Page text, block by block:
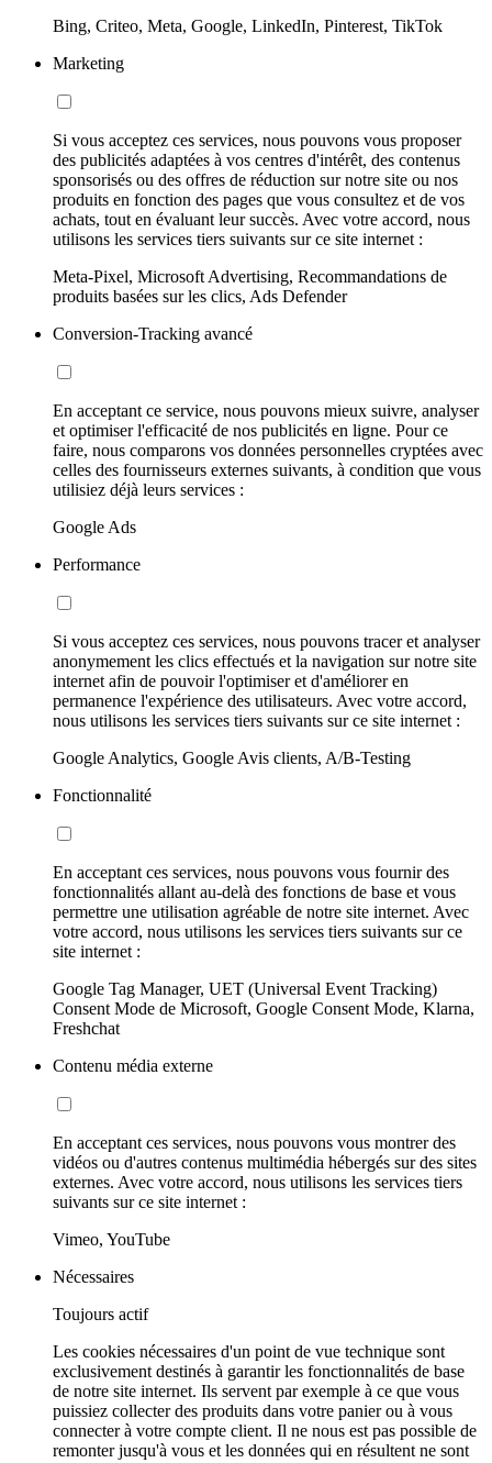
Bing, Criteo, Meta, Google, LinkedIn, Pinterest, TikTok
Marketing
Si vous acceptez ces services, nous pouvons vous proposer
des publicités adaptées à vos centres d'intérêt, des contenus
sponsorisés ou des offres de réduction sur notre site ou nos
produits en fonction des pages que vous consultez et de vos
achats, tout en évaluant leur succès. Avec votre accord, nous
utilisons les services tiers suivants sur ce site internet :
Meta-Pixel, Microsoft Advertising, Recommandations de
produits basées sur les clics, Ads Defender
Conversion-Tracking avancé
En acceptant ce service, nous pouvons mieux suivre, analyser
et optimiser l'efficacité de nos publicités en ligne. Pour ce
faire, nous comparons vos données personnelles cryptées avec
celles des fournisseurs externes suivants, à condition que vous
utilisiez déjà leurs services :
Google Ads
Performance
Si vous acceptez ces services, nous pouvons tracer et analyser
anonymement les clics effectués et la navigation sur notre site
internet afin de pouvoir l'optimiser et d'améliorer en
permanence l'expérience des utilisateurs. Avec votre accord,
nous utilisons les services tiers suivants sur ce site internet :
Google Analytics, Google Avis clients, A/B-Testing
Fonctionnalité
En acceptant ces services, nous pouvons vous fournir des
fonctionnalités allant au-delà des fonctions de base et vous
permettre une utilisation agréable de notre site internet. Avec
votre accord, nous utilisons les services tiers suivants sur ce
site internet :
Google Tag Manager, UET (Universal Event Tracking)
Consent Mode de Microsoft, Google Consent Mode, Klarna,
Freshchat
Contenu média externe
En acceptant ces services, nous pouvons vous montrer des
vidéos ou d'autres contenus multimédia hébergés sur des sites
externes. Avec votre accord, nous utilisons les services tiers
suivants sur ce site internet :
Vimeo, YouTube
Nécessaires
Toujours actif
Les cookies nécessaires d'un point de vue technique sont
exclusivement destinés à garantir les fonctionnalités de base
de notre site internet. Ils servent par exemple à ce que vous
puissiez collecter des produits dans votre panier ou à vous
connecter à votre compte client. Il ne nous est pas possible de
remonter jusqu'à vous et les données qui en résultent ne sont